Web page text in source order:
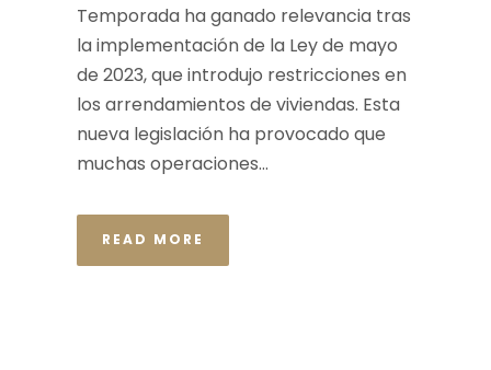
Temporada ha ganado relevancia tras
la implementación de la Ley de mayo
de 2023, que introdujo restricciones en
los arrendamientos de viviendas. Esta
nueva legislación ha provocado que
muchas operaciones...
READ MORE